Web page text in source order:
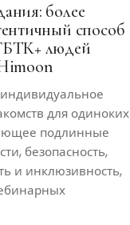
более
способ
людей
для одиноких
подлинные
безопасность,
и инклюзивность,